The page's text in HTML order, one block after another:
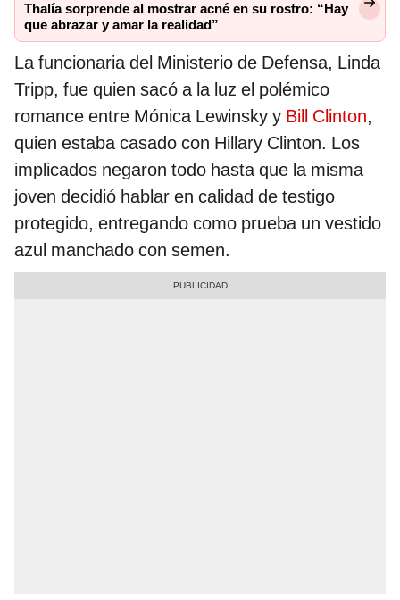
Thalía sorprende al mostrar acné en su rostro: “Hay
que abrazar y amar la realidad”
La funcionaria del Ministerio de Defensa, Linda
Tripp, fue quien sacó a la luz el polémico
romance entre Mónica Lewinsky y Bill Clinton,
quien estaba casado con Hillary Clinton. Los
implicados negaron todo hasta que la misma
joven decidió hablar en calidad de testigo
protegido, entregando como prueba un vestido
azul manchado con semen.